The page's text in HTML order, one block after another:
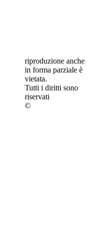
riproduzione anche
in forma parziale è
vietata.
Tutti i diritti sono
riservati
©